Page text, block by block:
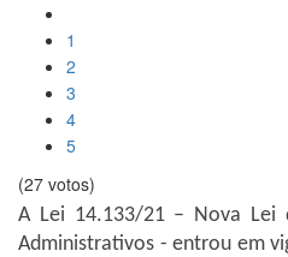
1
2
3
4
5
(27 votos)
A Lei 14.133/21 – Nova Lei
Administrativos - entrou em